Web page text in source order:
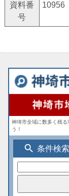
資料番
号
10956
神埼市全域に数多く残
う！
search 条件検索